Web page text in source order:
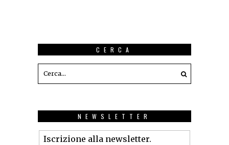
CERCA
NEWSLETTER
Iscrizione alla newsletter.